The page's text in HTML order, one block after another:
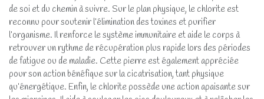
de soi et du chemin à suivre. Sur le plan physique, le chlorite est
reconnu pour soutenir l’élimination des toxines et purifier
l’organisme. Il renforce le système immunitaire et aide le corps à
retrouver un rythme de récupération plus rapide lors des périodes
de fatigue ou de maladie. Cette pierre est également appréciée
pour son action bénéfique sur la cicatrisation, tant physique
qu’énergétique. Enfin, le chlorite possède une action apaisante sur